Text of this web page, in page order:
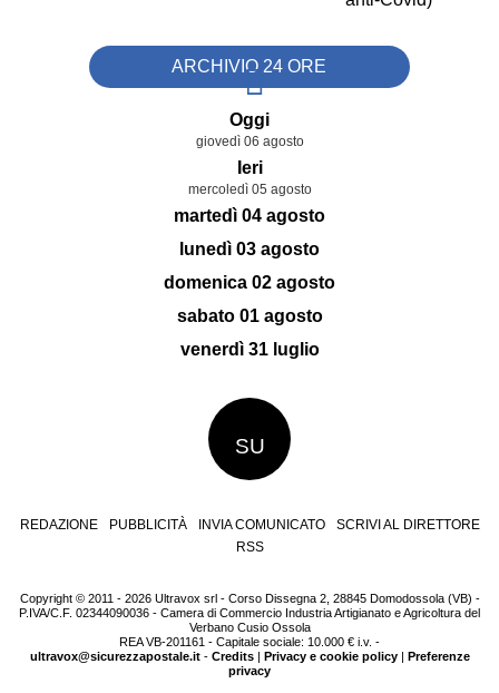
ARCHIVIO 24 ORE
Oggi
giovedì 06 agosto
Ieri
mercoledì 05 agosto
martedì 04 agosto
lunedì 03 agosto
domenica 02 agosto
sabato 01 agosto
venerdì 31 luglio
SU
REDAZIONE PUBBLICITÀ INVIA COMUNICATO
SCRIVI AL DIRETTORE
RSS
Copyright © 2011 - 2026 Ultravox srl - Corso Dissegna 2, 28845 Domodossola (VB) -
P.IVA/C.F. 02344090036 - Camera di Commercio Industria Artigianato e Agricoltura del
Verbano Cusio Ossola
REA VB-201161 - Capitale sociale: 10.000 € i.v. -
ultravox@sicurezzapostale.it- Credits| Privacy e cookie policy| Preferenze
privacy